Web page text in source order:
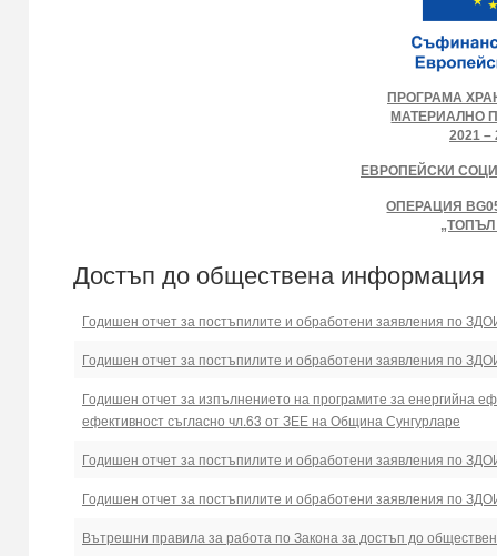
ПРОГРАМА
МАТЕРИАЛНО
2021 –
ЕВРОПЕЙСКИ
ОПЕРАЦИЯ
Достъп до обществена информация
Годишен отчет за постъпилите и обработени заявления по
Годишен отчет за постъпилите и обработени заявления по
Годишен отчет за изпълнението на програмите за енергийна
ефективност съгласно чл.63 от ЗЕЕ на Община Сунгурларе
Годишен отчет за постъпилите и обработени заявления по
Годишен отчет за постъпилите и обработени заявления по
Вътрешни правила за работа по Закона за достъп до